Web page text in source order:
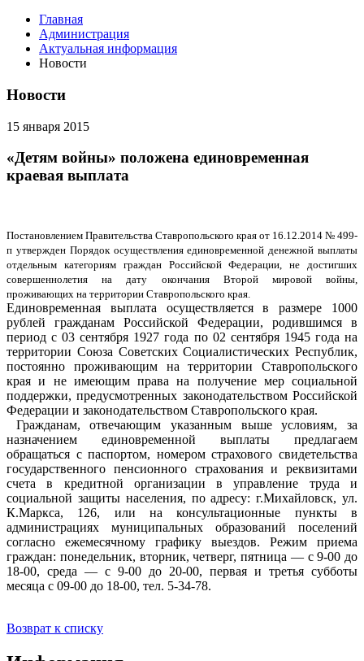
Главная
Администрация
Актуальная информация
Новости
Новости
15 января 2015
«Детям войны» положена единовременная
краевая выплата
Постановлением Правительства Ставропольского края от 16.12.2014 № 499-
п утвержден Порядок осуществления единовременной денежной выплаты
отдельным категориям граждан Российской Федерации, не достигших
совершеннолетия на дату окончания Второй мировой войны,
проживающих на территории Ставропольского края.
Единовременная выплата осуществляется в размере 1000
рублей гражданам Российской Федерации, родившимся в
период с 03 сентября 1927 года по 02 сентября 1945 года на
территории Союза Советских Социалистических Республик,
постоянно проживающим на территории Ставропольского
края и не имеющим права на получение мер социальной
поддержки, предусмотренных законодательством Российской
Федерации и законодательством Ставропольского края.
Гражданам, отвечающим указанным выше условиям, за
назначением единовременной выплаты предлагаем
обращаться с паспортом, номером страхового свидетельства
государственного пенсионного страхования и реквизитами
счета в кредитной организации в управление труда и
социальной защиты населения, по адресу: г.Михайловск, ул.
К.Маркса, 126, или на консультационные пункты в
администрациях муниципальных образований поселений
согласно ежемесячному графику выездов. Режим приема
граждан: понедельник, вторник, четверг, пятница — с 9-00 до
18-00, среда — с 9-00 до 20-00, первая и третья субботы
месяца с 09-00 до 18-00, тел. 5-34-78.
Возврат к списку